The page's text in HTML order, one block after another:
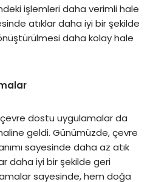
işlemleri daha verimli hale
atıklar daha iyi bir şekilde
daha kolay hale
dostu uygulamalar da
geldi. Günümüzde, çevre
sayesinde daha az atık
daha iyi bir şekilde geri
sayesinde, hem doğa